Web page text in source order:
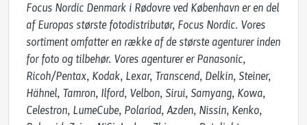
Focus Nordic Denmark i Rødovre ved København er en del
af Europas største fotodistributør, Focus Nordic. Vores
sortiment omfatter en række af de største agenturer inden
for foto og tilbehør. Vores agenturer er Panasonic,
Ricoh/Pentax, Kodak, Lexar, Transcend, Delkin, Steiner,
Hähnel, Tamron, Ilford, Velbon, Sirui, Samyang, Kowa,
Celestron, LumeCube, Polariod, Azden, Nissin, Kenko,